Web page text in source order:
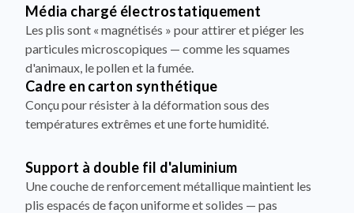
Média chargé électrostatiquement
Les plis sont « magnétisés » pour attirer et piéger les
particules microscopiques — comme les squames
d'animaux, le pollen et la fumée.
Cadre en carton synthétique
Conçu pour résister à la déformation sous des
températures extrêmes et une forte humidité.
Support à double fil d'aluminium
Une couche de renforcement métallique maintient les
plis espacés de façon uniforme et solides — pas